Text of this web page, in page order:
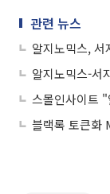
관련 뉴스
알지노믹스,
블랙록 토큰화